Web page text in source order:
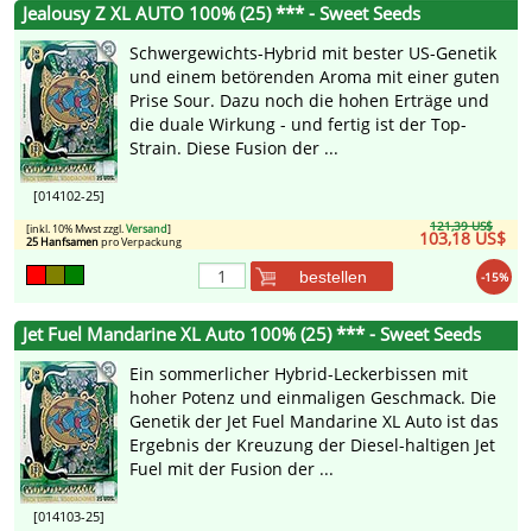
Jealousy Z XL AUTO 100% (25) *** - Sweet Seeds
[014102-25]
Schwergewichts-Hybrid mit bester US-Genetik
und einem betörenden Aroma mit einer guten
Prise Sour. Dazu noch die hohen Erträge und
die duale Wirkung - und fertig ist der Top-
Strain. Diese Fusion der ...
121,39 US$
103,18 US$
[inkl. 10% Mwst zzgl.Versand]
25 Hanfsamenpro Verpackung
-15%
bestellen
Jet Fuel Mandarine XL Auto 100% (25) *** - Sweet Seeds
[014103-25]
Ein sommerlicher Hybrid-Leckerbissen mit
hoher Potenz und einmaligen Geschmack. Die
Genetik der Jet Fuel Mandarine XL Auto ist das
Ergebnis der Kreuzung der Diesel-haltigen Jet
Fuel mit der Fusion der ...